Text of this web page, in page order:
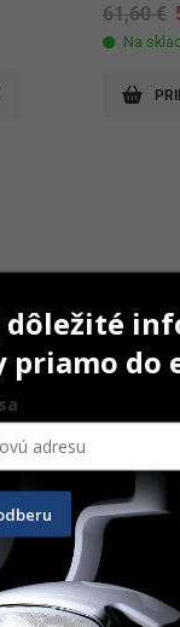
61,60€
Na
Mira-2-
250 ks
41,90
Na
dôležité
do